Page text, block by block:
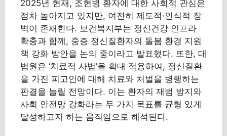
2025년 현재, 조현병 환자에 대한 사회적 관심은
점차 높아지고 있지만, 여전히 제도적·인식적 장
벽이 존재한다. 보건복지부는 정신건강 인프라
확충과 함께, 중증 정신질환자의 돌봄 환경 지원
책 강화 방안을 논의 중이라고 발표했다. 또한, 대
법원은 ‘치료적 사법’을 확대 적용하여, 정신질환
을 가진 피고인에 대해 치료와 처벌을 병행하는
판결을 늘릴 전망이다. 이는 환자의 재범 방지와
사회 안전망 강화라는 두 가지 목표를 균형 있게
달성하고자 하는 움직임으로 해석된다.